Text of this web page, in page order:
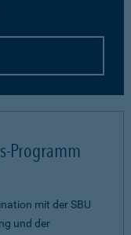
Programm
mit der SBU
und der